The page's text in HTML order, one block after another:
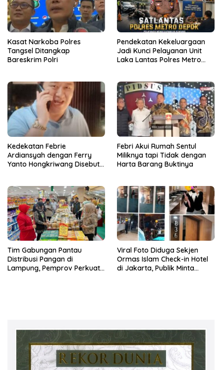
Kasat Narkoba Polres
Tangsel Ditangkap
Bareskrim Polri
Pendekatan Kekeluargaan
Jadi Kunci Pelayanan Unit
Laka Lantas Polres Metro
Kedekatan Febrie
Ardiansyah dengan Ferry
Yanto Hongkriwang Disebut
Febri Akui Rumah Sentul
Miliknya tapi Tidak dengan
Harta Barang Buktinya
Tim Gabungan Pantau
Distribusi Pangan di
Lampung, Pemprov Perkuat
Viral Foto Diduga Sekjen
Ormas Islam Check-in Hotel
di Jakarta, Publik Minta